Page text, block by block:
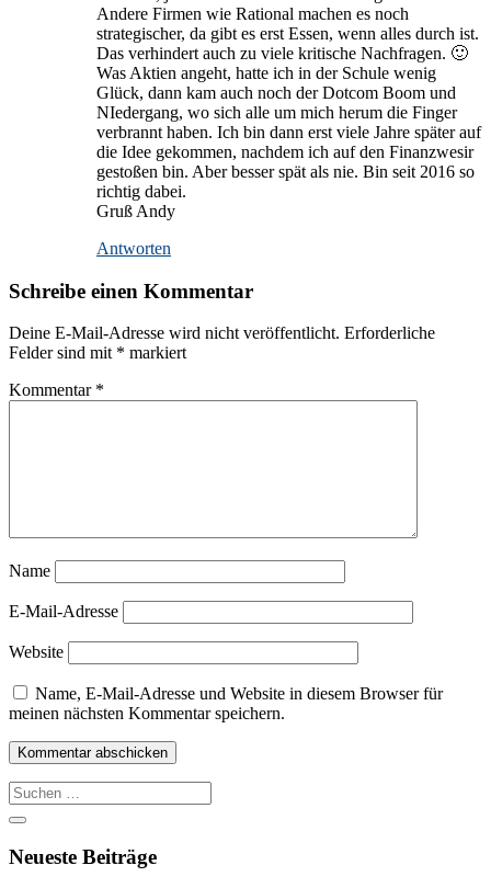
Andere Firmen wie Rational machen es noch
strategischer, da gibt es erst Essen, wenn alles durch ist.
Das verhindert auch zu viele kritische Nachfragen. 🙂
Was Aktien angeht, hatte ich in der Schule wenig
Glück, dann kam auch noch der Dotcom Boom und
NIedergang, wo sich alle um mich herum die Finger
verbrannt haben. Ich bin dann erst viele Jahre später auf
die Idee gekommen, nachdem ich auf den Finanzwesir
gestoßen bin. Aber besser spät als nie. Bin seit 2016 so
richtig dabei.
Gruß Andy
Antworten
Schreibe einen Kommentar
Deine E-Mail-Adresse wird nicht veröffentlicht. Erforderliche
Felder sind mit * markiert
Kommentar *
Name
E-Mail-Adresse
Website
Name, E-Mail-Adresse und Website in diesem Browser für
meinen nächsten Kommentar speichern.
Suche
nach:
Neueste Beiträge